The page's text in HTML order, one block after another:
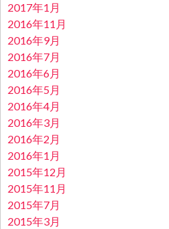
2017年1月
2016年11月
2016年9月
2016年7月
2016年6月
2016年5月
2016年4月
2016年3月
2016年2月
2016年1月
2015年12月
2015年11月
2015年7月
2015年3月